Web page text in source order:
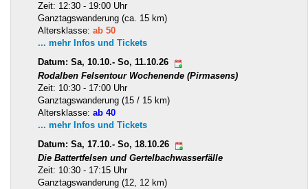
Zeit: 12:30 - 19:00 Uhr
Ganztagswanderung (ca. 15 km)
Altersklasse: ab 50
... mehr Infos und Tickets
Datum: Sa, 10.10.- So, 11.10.26
Rodalben Felsentour Wochenende (Pirmasens)
Zeit: 10:30 - 17:00 Uhr
Ganztagswanderung (15 / 15 km)
Altersklasse: ab 40
... mehr Infos und Tickets
Datum: Sa, 17.10.- So, 18.10.26
Die Battertfelsen und Gertelbachwasserfälle
Zeit: 10:30 - 17:15 Uhr
Ganztagswanderung (12, 12 km)